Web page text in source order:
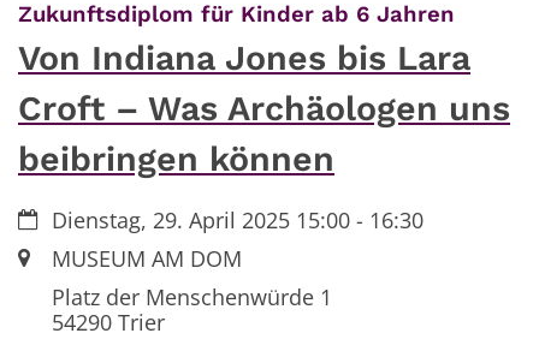
Zukunftsdiplom für Kinder ab 6 Jahren
Von Indiana Jones bis Lara
Croft – Was Archäologen uns
beibringen können
Datum:Dienstag, 29. April 2025 15:00 - 16:30
Ort:MUSEUM AM DOM
Platz der Menschenwürde 1
54290Trier